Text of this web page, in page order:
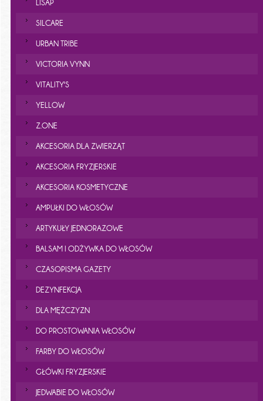
LISAP
SILCARE
URBAN TRIBE
VICTORIA VYNN
VITALITY'S
YELLOW
Z.ONE
AKCESORIA DLA ZWIERZĄT
AKCESORIA FRYZJERSKIE
AKCESORIA KOSMETYCZNE
AMPUŁKI DO WŁOSÓW
ARTYKUŁY JEDNORAZOWE
BALSAM I ODŻYWKA DO WŁOSÓW
CZASOPISMA GAZETY
DEZYNFEKCJA
DLA MĘŻCZYZN
DO PROSTOWANIA WŁOSÓW
FARBY DO WŁOSÓW
GŁÓWKI FRYZJERSKIE
JEDWABIE DO WŁOSÓW